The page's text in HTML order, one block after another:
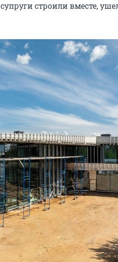
строили вместе,